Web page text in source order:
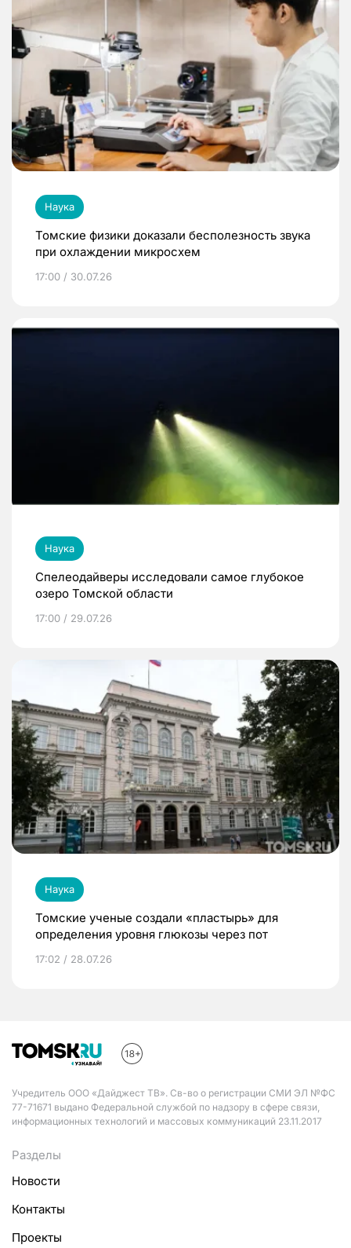
Наука
Томские физики доказали бесполезность звука
при охлаждении микросхем
17:00 / 30.07.26
Наука
Спелеодайверы исследовали самое глубокое
озеро Томской области
17:00 / 29.07.26
Наука
Томские ученые создали «пластырь» для
определения уровня глюкозы через пот
17:02 / 28.07.26
Учредитель ООО «Дайджест ТВ». Св-во о регистрации СМИ ЭЛ №ФС
77-71671 выдано Федеральной службой по надзору в сфере связи,
информационных технологий и массовых коммуникаций 23.11.2017
Разделы
Новости
Контакты
Проекты